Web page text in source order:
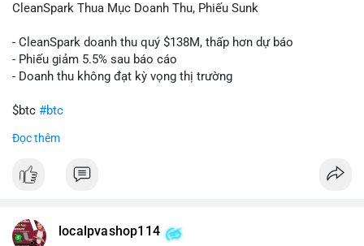
CleanSpark Thua Mục Doanh Thu, Phiếu Sunk
- CleanSpark doanh thu quý $138M, thấp hơn dự báo
- Phiếu giảm 5.5% sau báo cáo
- Doanh thu không đạt kỳ vọng thị trường
$btc #btc
#vlikevn
📰 Nguồn: Cointelegraph
Đọc thêm
localpvashop114